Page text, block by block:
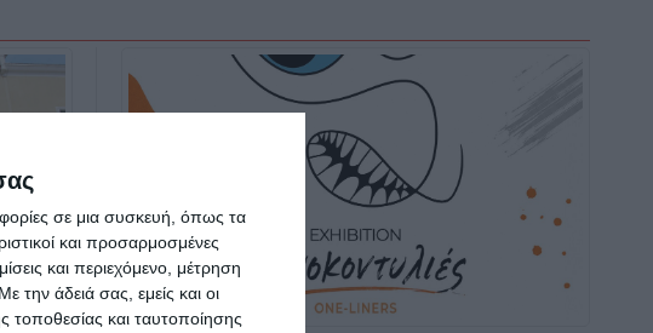
σε μια συσκευή, όπως τα
και προσαρμοσμένες
και περιεχόμενο, μέτρηση
Με την άδειά σας, εμείς και οι
τοποθεσίας και ταυτοποίησης